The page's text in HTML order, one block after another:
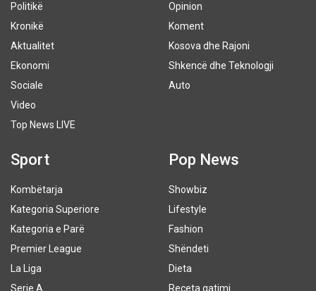
Politikë
Kronikë
Aktualitet
Ekonomi
Sociale
Video
Top News LIVE
Opinion
Koment
Kosova dhe Rajoni
Shkencë dhe Teknologji
Auto
Sport
Kombëtarja
Kategoria Superiore
Kategoria e Parë
Premier League
La Liga
Serie A
Pop News
Showbiz
Lifestyle
Fashion
Shëndeti
Dieta
Receta gatimi